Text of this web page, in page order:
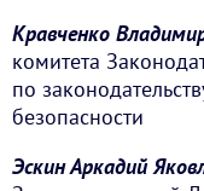
Кравченко
комитета
по
безопасности
Эскин Аркадий